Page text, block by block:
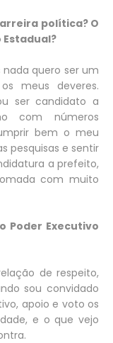
política? O
quero ser um
meus deveres.
ser candidato a
com números
bem o meu
pesquisas e sentir
a prefeito,
com muito
Poder Executivo
de respeito,
sou convidado
apoio e voto os
e o que vejo